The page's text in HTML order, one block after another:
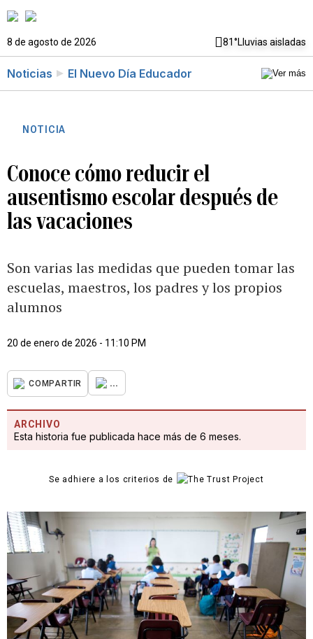
8 de agosto de 2026 81°Lluvias aisladas
Noticias El Nuevo Día Educador
NOTICIA
Conoce cómo reducir el
ausentismo escolar después de
las vacaciones
Son varias las medidas que pueden tomar las
escuelas, maestros, los padres y los propios
alumnos
20 de enero de 2026 - 11:10 PM
COMPARTIR ...
ARCHIVO
Esta historia fue publicada hace más de 6 meses.
Se adhiere a los criterios de